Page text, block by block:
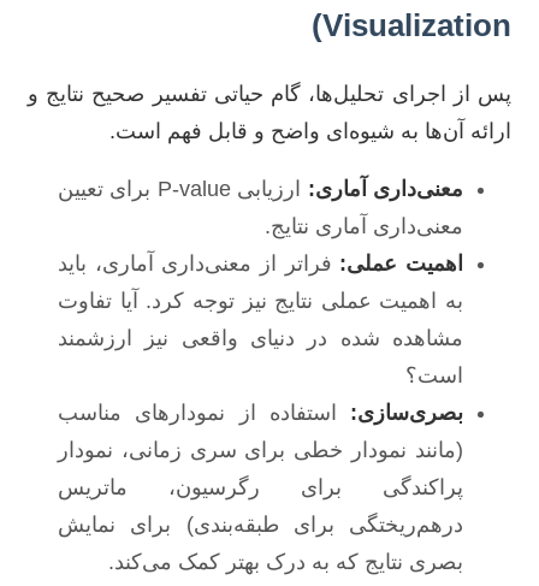
Visualization)
پس از اجرای تحلیل‌ها، گام حیاتی تفسیر صحیح نتایج و
ارائه آن‌ها به شیوه‌ای واضح و قابل فهم است.
معنی‌داری آماری:
ارزیابی P-value برای تعیین
معنی‌داری آماری نتایج.
اهمیت عملی: فراتر از معنی‌داری آماری، باید
به اهمیت عملی نتایج نیز توجه کرد. آیا تفاوت
مشاهده شده در دنیای واقعی نیز ارزشمند
است؟
بصری‌سازی: استفاده از نمودارهای مناسب
(مانند نمودار خطی برای سری زمانی، نمودار
پراکندگی برای رگرسیون، ماتریس
درهم‌ریختگی برای طبقه‌بندی) برای نمایش
بصری نتایج که به درک بهتر کمک می‌کند.